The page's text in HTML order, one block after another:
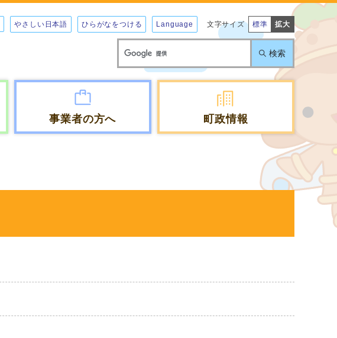
やさしい日本語 ひらがなをつける Language 文字サイズ 標準 拡大
検索
事業者の方へ 町政情報